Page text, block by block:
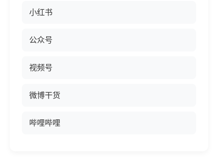
小红书
公众号
视频号
微博干货
哔哩哔哩